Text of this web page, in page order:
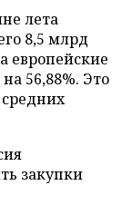
лета
8,5 млрд
европейские
56,88%. Это
закупки